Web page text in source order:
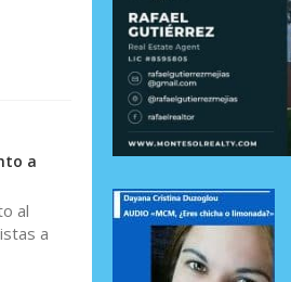
a
al
a